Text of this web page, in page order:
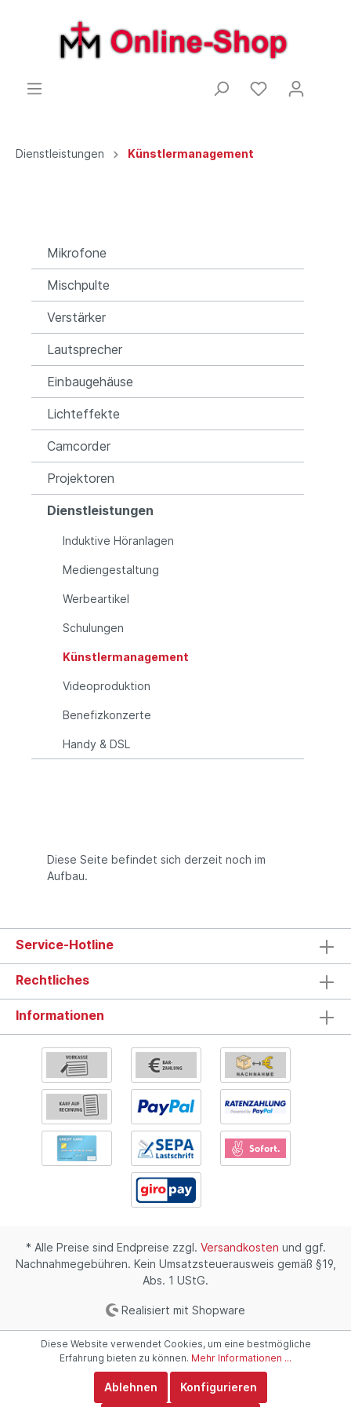
Dienstleistungen Künstlermanagement
Mikrofone
Mischpulte
Verstärker
Lautsprecher
Einbaugehäuse
Lichteffekte
Camcorder
Projektoren
Dienstleistungen
Induktive Höranlagen
Mediengestaltung
Werbeartikel
Schulungen
Künstlermanagement
Videoproduktion
Benefizkonzerte
Handy & DSL
Diese Seite befindet sich derzeit noch im
Aufbau.
Service-Hotline
Rechtliches
Informationen
* Alle Preise sind Endpreise zzgl. Versandkosten und ggf.
Nachnahmegebühren. Kein Umsatzsteuerausweis gemäß §19,
Abs. 1 UStG.
Realisiert mit Shopware
Diese Website verwendet Cookies, um eine bestmögliche
Erfahrung bieten zu können. Mehr Informationen ...
Ablehnen Konfigurieren